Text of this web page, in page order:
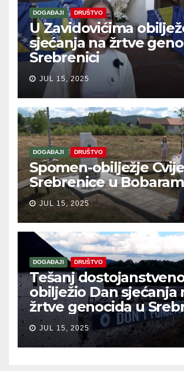
DOGAĐAJI DRUŠTVO
U Zavidovićima
sjećanja na žrtve
Srebrenici
JUL 15, 2025
DOGAĐAJI DRUŠTVO
Spomen-obilježje
Srebrenice u
JUL 15, 2025
DOGAĐAJI DRUŠTVO
Tešanj
obilježio Dan sjećanja
žrtve genocida u
JUL 15, 2025